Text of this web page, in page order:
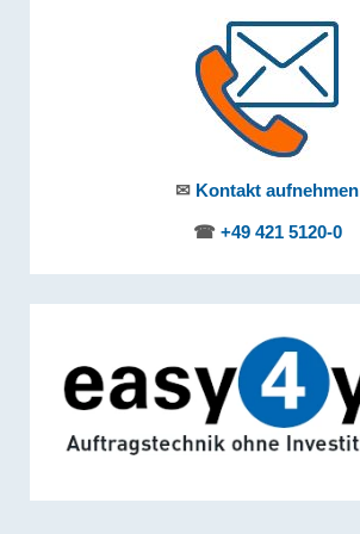
✉ Kontakt aufnehmen
☎ +49 421 5120-0